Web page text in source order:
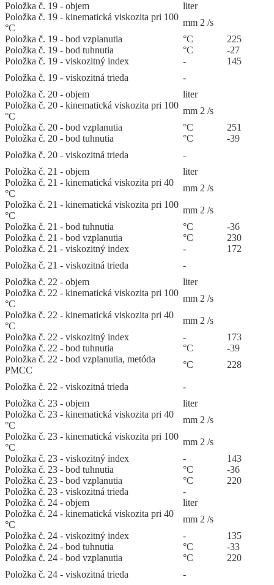
Položka č. 19 - objem
liter
Položka č. 19 - kinematická viskozita pri 100
°C
mm 2 /s
Položka č. 19 - bod vzplanutia
°C
225
Položka č. 19 - bod tuhnutia
°C
-27
Položka č. 19 - viskozitný index
-
145
Položka č. 19 - viskozitná trieda
-
Položka č. 20 - objem
liter
Položka č. 20 - kinematická viskozita pri 100
°C
mm 2 /s
Položka č. 20 - bod vzplanutia
°C
251
Položka č. 20 - bod tuhnutia
°C
-39
Položka č. 20 - viskozitná trieda
-
Položka č. 21 - objem
liter
Položka č. 21 - kinematická viskozita pri 40
°C
mm 2 /s
Položka č. 21 - kinematická viskozita pri 100
°C
mm 2 /s
Položka č. 21 - bod tuhnutia
°C
-36
Položka č. 21 - bod vzplanutia
°C
230
Položka č. 21 - viskozitný index
-
172
Položka č. 21 - viskozitná trieda
-
Položka č. 22 - objem
liter
Položka č. 22 - kinematická viskozita pri 100
°C
mm 2 /s
Položka č. 22 - kinematická viskozita pri 40
°C
mm 2 /s
Položka č. 22 - viskozitný index
-
173
Položka č. 22 - bod tuhnutia
°C
-39
Položka č. 22 - bod vzplanutia, metóda
PMCC
°C 228
Položka č. 22 - viskozitná trieda
-
Položka č. 23 - objem
liter
Položka č. 23 - kinematická viskozita pri 40
°C
mm 2 /s
Položka č. 23 - kinematická viskozita pri 100
°C
mm 2 /s
Položka č. 23 - viskozitný index
-
143
Položka č. 23 - bod tuhnutia
°C
-36
Položka č. 23 - bod vzplanutia
°C
220
Položka č. 23 - viskozitná trieda
-
Položka č. 24 - objem
liter
Položka č. 24 - kinematická viskozita pri 40
°C
mm 2 /s
Položka č. 24 - viskozitný index
-
135
Položka č. 24 - bod tuhnutia
°C
-33
Položka č. 24 - bod vzplanutia
°C
220
Položka č. 24 - viskozitná trieda
-